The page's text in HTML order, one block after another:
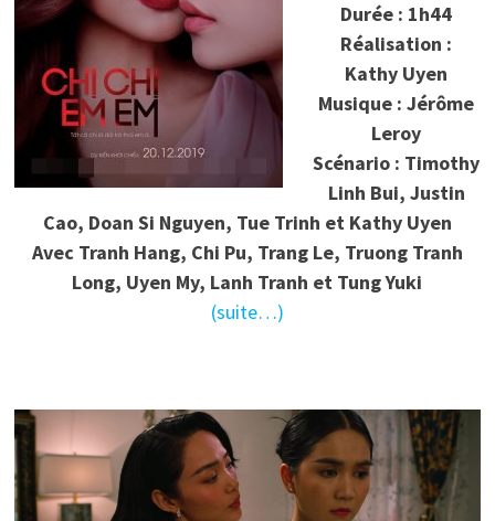
Durée : 1h44
Réalisation :
Kathy Uyen
Musique : Jérôme
Leroy
Scénario : Timothy
Linh Bui, Justin
Cao, Doan Si Nguyen, Tue Trinh et Kathy Uyen
Avec Tranh Hang, Chi Pu, Trang Le, Truong Tranh
Long, Uyen My, Lanh Tranh et Tung Yuki
(suite…)